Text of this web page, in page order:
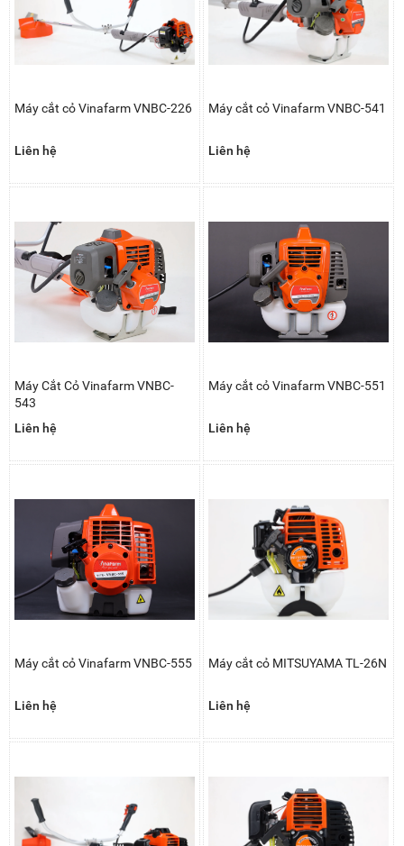
Máy cắt cỏ Vinafarm VNBC-226
Liên hệ
Máy cắt cỏ Vinafarm VNBC-541
Liên hệ
Máy Cắt Cỏ Vinafarm VNBC-
543
Liên hệ
Máy cắt cỏ Vinafarm VNBC-551
Liên hệ
Máy cắt cỏ Vinafarm VNBC-555
Liên hệ
Máy cắt cỏ MITSUYAMA TL-26N
Liên hệ